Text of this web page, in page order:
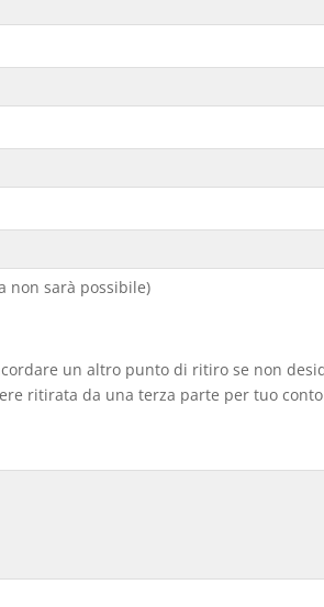
non sarà possibile)
un altro punto di ritiro se non
ritirata da una terza parte per tuo